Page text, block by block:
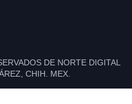
DE NORTE DIGITAL
CHIH. MEX.